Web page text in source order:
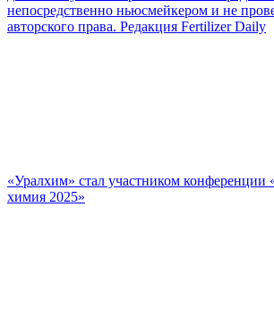
непосредственно ньюсмейкером и не
авторского права. Редакция Fertilizer Daily
«Уралхим» стал участником конференции
химия 2025»